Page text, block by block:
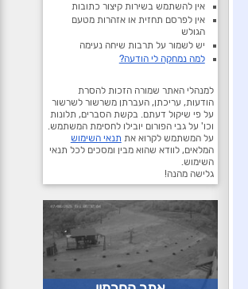
אין להשתמש בשירות קיצור כתובות
אין לפרסם תחזית או אזהרות מטעם
הגולש
יש לשמור על תרבות שיחה נעימה
למה נמחקה לי הודעה?
למנהלי האתר שמורה הזכות להסרת
הודעות, עריכתן, העברתן משרשור לשרשור
על פי שיקול דעתם. בקשת הסברים, תלונות
וכו' על גבי הפורום יובילו לחסימת המשתמש.
על המשתמש לקרוא את תנאי השימוש
המלאים, לוודא שהוא מבין ומסכים לכל תנאי
השימוש.
גלישה מהנה!